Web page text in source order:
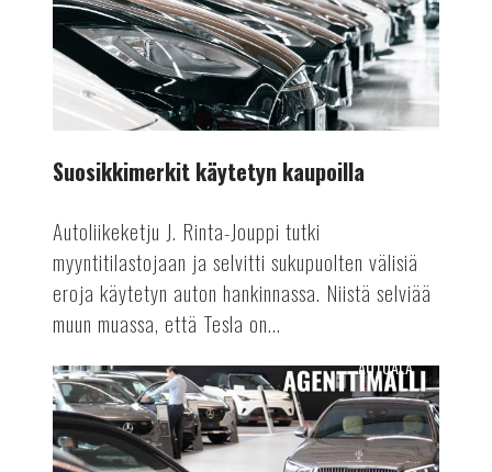
Suosikkimerkit käytetyn kaupoilla
Autoliikeketju J. Rinta-Jouppi tutki
myyntitilastojaan ja selvitti sukupuolten välisiä
eroja käytetyn auton hankinnassa. Niistä selviää
muun muassa, että Tesla on...
Suomen
Autolehti
2/24
ilmestyy
AUTOALA